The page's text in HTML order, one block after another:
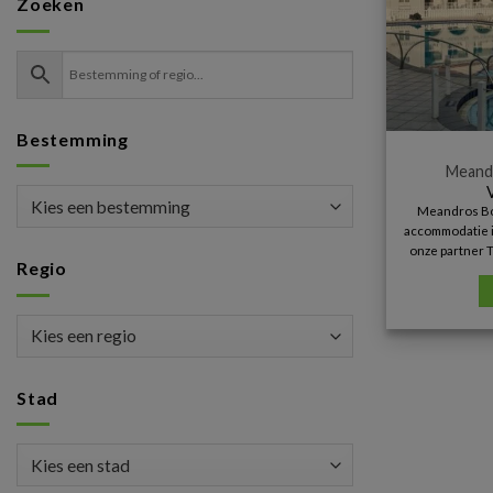
Zoeken
Bestemming
Regio
Stad
Meandros
accommodatie
onze partner